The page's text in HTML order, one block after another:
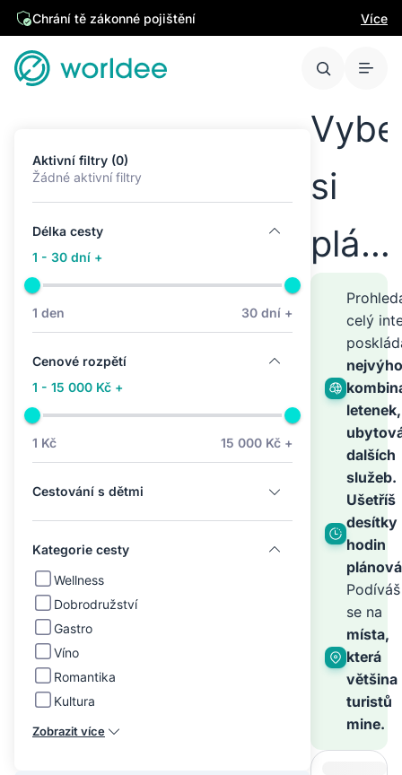
Chrání tě zákonné pojištění Více
Aktivní filtry (0)
Žádné aktivní filtry
Délka cesty
1 - 30 dní +
1 den 30 dní +
Cenové rozpětí
1 - 15 000 Kč +
1 Kč 15 000 Kč +
Cestování s dětmi
Kategorie cesty
Wellness
Dobrodružství
Gastro
Víno
Romantika
Kultura
Zobrazit více
si
plán
cesty
na
světě
–
je
celý
letenek,
dalších
služeb.
Ušetříš
desítky
hodin
Podíváš
se na
místa,
která
většina
turistů
mine.